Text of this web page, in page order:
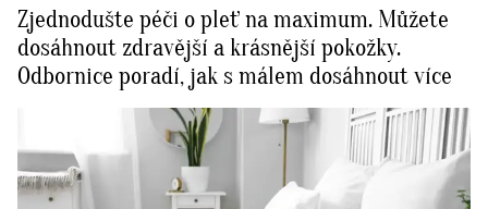
Zjednodušte péči o pleť na maximum. Můžete
dosáhnout zdravější a krásnější pokožky.
Odbornice poradí, jak s málem dosáhnout více